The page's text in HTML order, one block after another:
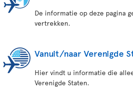
De informatie op deze pagina
vertrekken.
Vanuit/naar Verenigde
Hier vindt u informatie die
Verenigde Staten.